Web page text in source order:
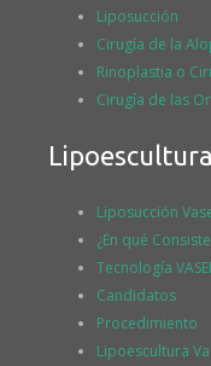
Liposucción
Cirugía de la
Rinoplastia o
Cirugía de las
Lipoescultura
Liposucción
¿En qué
Tecnología
Candidatos
Procedimiento
Lipoescultura